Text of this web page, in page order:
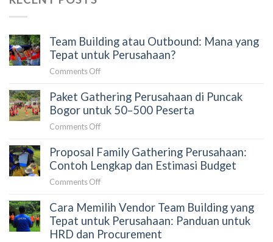
Team Building atau Outbound: Mana yang
Tepat untuk Perusahaan?
Comments Offon
Building
atau
Tepat
untuk
Perusahaan?
Paket Gathering Perusahaan di Puncak
Bogor untuk 50–500 Peserta
Comments Offon
Gathering
Perusahaan
untuk
50–
500
Proposal Family Gathering Perusahaan:
Contoh Lengkap dan Estimasi Budget
Comments Offon
Family
Gathering
Perusahaan:
Cara Memilih Vendor Team Building yang
Tepat untuk Perusahaan: Panduan untuk
HRD dan Procurement